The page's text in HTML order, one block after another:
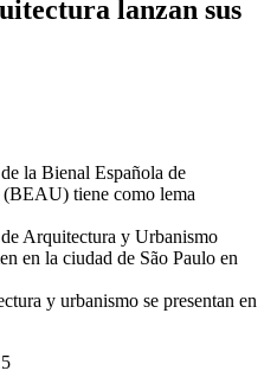
lanzan sus
la Bienal Española de
tiene como lema
Arquitectura y Urbanismo
en la ciudad de São Paulo en
y urbanismo se presentan en